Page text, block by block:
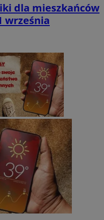
dla mieszkańców
września